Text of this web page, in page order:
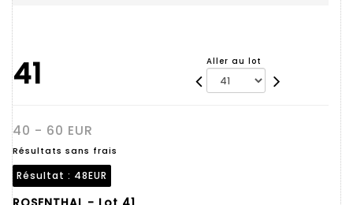
41 Aller au lot
40 - 60 EUR
Résultats sans frais
Résultat : 48EUR